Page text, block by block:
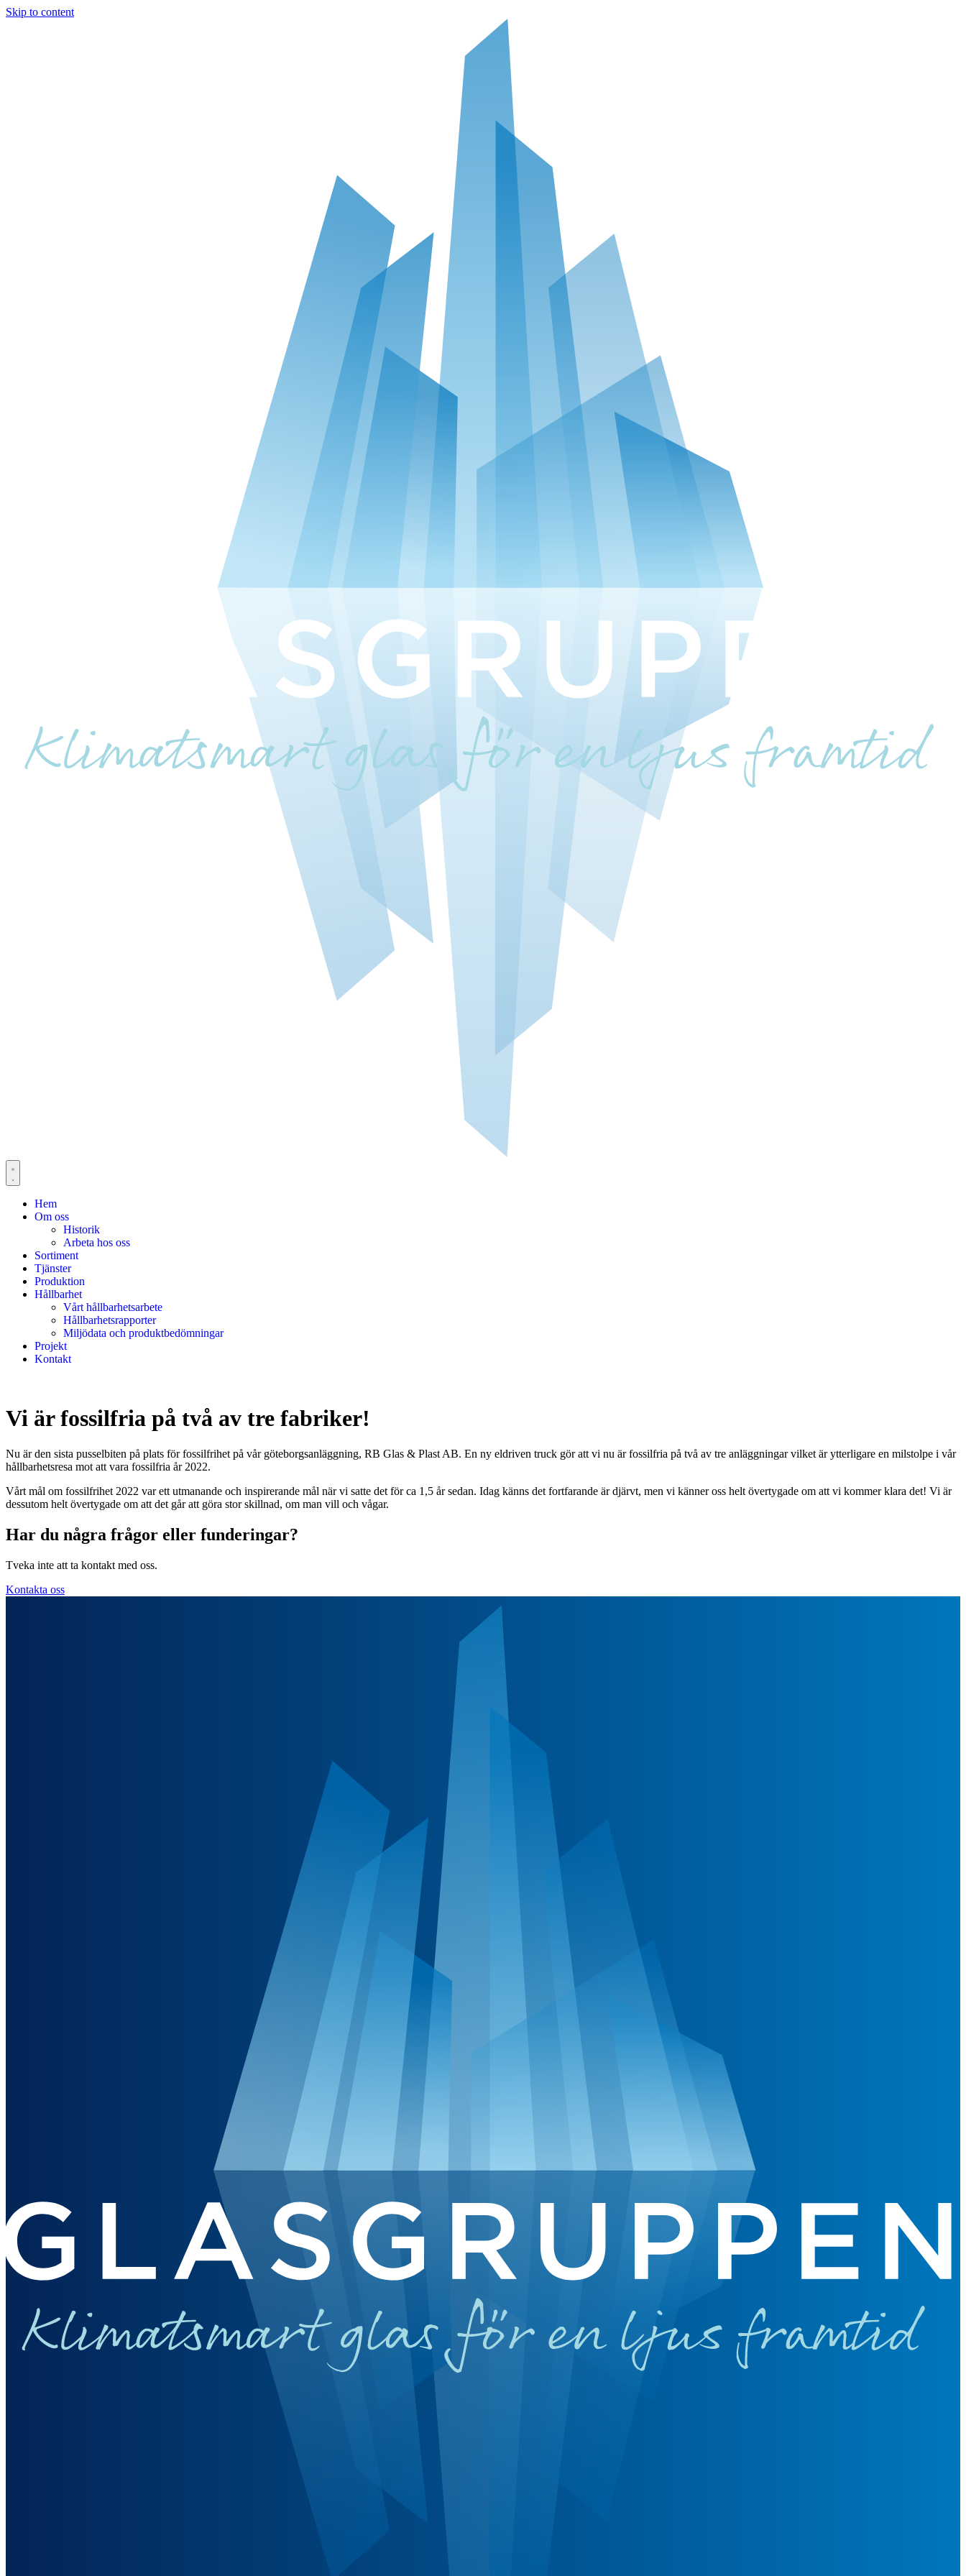
Skip to content
Hem
Om oss
Historik
Arbeta hos oss
Sortiment
Tjänster
Produktion
Hållbarhet
Vårt hållbarhetsarbete
Hållbarhetsrapporter
Miljödata och produktbedömningar
Projekt
Kontakt
Vi är fossilfria på två av tre fabriker!
Nu är den sista pusselbiten på plats för fossilfrihet på vår göteborgsanläggning, RB Glas & Plast AB. En ny eldriven truck gör att vi nu är fossilfria på två av tre anläggningar vilket är ytterligare en milstolpe i vår
hållbarhetsresa mot att vara fossilfria år 2022.
Vårt mål om fossilfrihet 2022 var ett utmanande och inspirerande mål när vi satte det för ca 1,5 år sedan. Idag känns det fortfarande är djärvt, men vi känner oss helt övertygade om att vi kommer klara det! Vi är
dessutom helt övertygade om att det går att göra stor skillnad, om man vill och vågar.
Har du några frågor eller funderingar?
Tveka inte att ta kontakt med oss.
Kontakta oss